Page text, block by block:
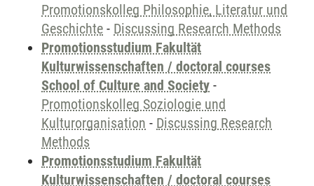
Promotionskolleg Philosophie, Literatur und
Geschichte - Discussing Research Methods
Promotionsstudium Fakultät
Kulturwissenschaften / doctoral courses
School of Culture and Society -
Promotionskolleg Soziologie und
Kulturorganisation - Discussing Research
Methods
Promotionsstudium Fakultät
Kulturwissenschaften / doctoral courses